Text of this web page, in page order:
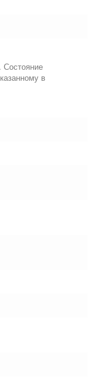
Состояние
в